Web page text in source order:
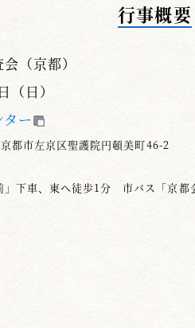
として合否を決める中で
、抜き打ちに威力を出そ
、体勢を崩す場合があり
様な雰囲気に動じない十
上から切り下ろす時に右
行事概要
（京都）
（日）
ー
都市左京区聖護院円頓美町46-2
」下車、東へ徒歩1分 市バス「京都